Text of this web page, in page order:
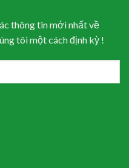
thông tin mới nhất về
tôi một cách định kỳ !